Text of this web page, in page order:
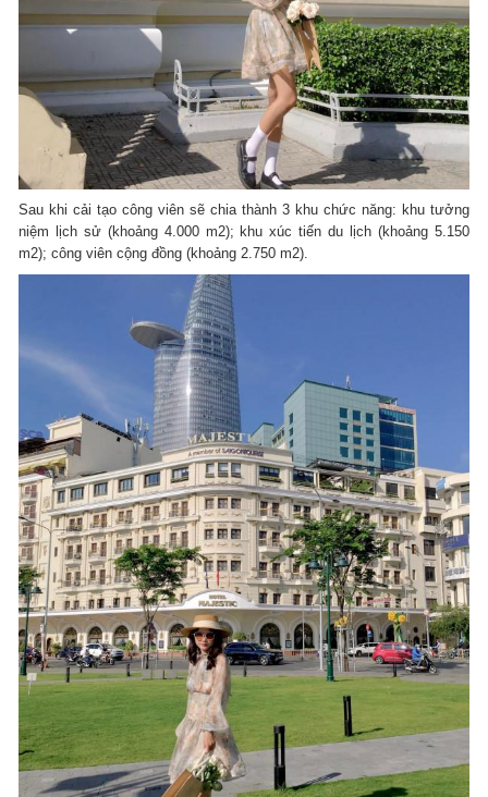
Sau khi cải tạo công viên sẽ chia thành 3 khu chức năng: khu tưởng
niệm lịch sử (khoảng 4.000 m2); khu xúc tiến du lịch (khoảng 5.150
m2); công viên cộng đồng (khoảng 2.750 m2).